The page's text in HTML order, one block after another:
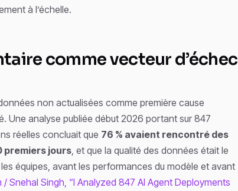
à l’échelle.
comme vecteur d’échec
non actualisées comme première cause
Une analyse publiée début 2026 portant sur 847
réelles concluait que 76 % avaient rencontré des
premiers jours , et que la qualité des données était le
équipes, avant les performances du modèle et avant
/ Snehal Singh, “I Analyzed 847 AI Agent Deployments